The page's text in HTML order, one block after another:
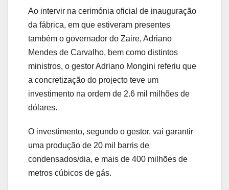
Ao intervir na cerimónia oficial de inauguração
da fábrica, em que estiveram presentes
também o governador do Zaire, Adriano
Mendes de Carvalho, bem como distintos
ministros, o gestor Adriano Mongini referiu que
a concretização do projecto teve um
investimento na ordem de 2.6 mil milhões de
dólares.
O investimento, segundo o gestor, vai garantir
uma produção de 20 mil barris de
condensados/dia, e mais de 400 milhões de
metros cúbicos de gás.